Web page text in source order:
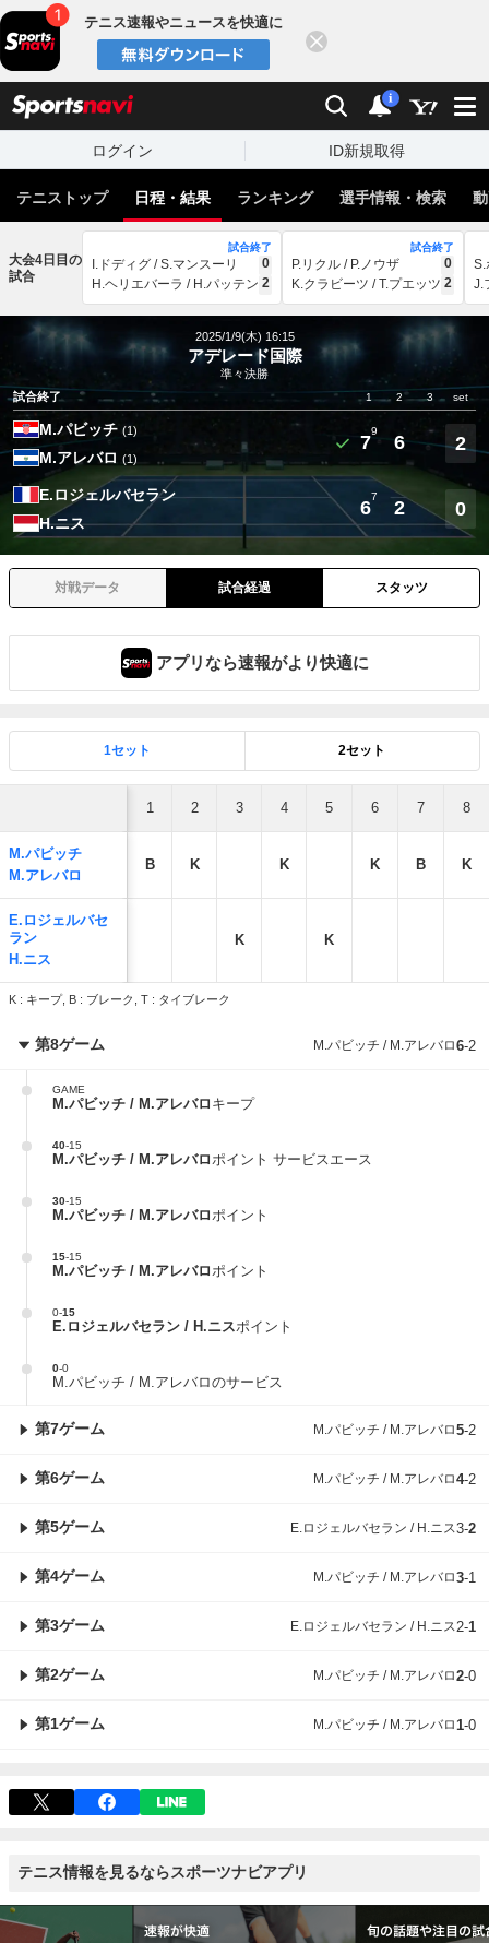
テニス速報やニュースを快適に
検索 通知
i
ログイン ID新規取得
テニストップ 日程・結果 ランキング 選手情報・検索
大会4日目の
試合
試合終了
I.ドディグ / S.マンスーリ
0
H.ヘリエバーラ / H.パッテン 2
試合終了
P.リクル / P.ノウザ
0
K.クラビーツ / T.プエッツ 2
S.
J.
2025/1/9(木) 16:15
アデレード国際
準々決勝
試合終了
1 2 3 set
M.パビッチ (1)
M.アレバロ (1)
7
9
6 2
E.ロジェルバセラン
H.ニス
6
7
2 0
対戦データ 試合経過 スタッツ
アプリなら速報がより快適に
1セット 2セット
1 2 3 4 5 6 7 8
M.パビッチ
M.アレバロ
B K K K B K
E.ロジェルバセ
ラン
H.ニス
K K
K : キープ, B : ブレーク, T : タイブレーク
第8ゲーム M.パビッチ / M.アレバロ6-2
GAME
M.パビッチ / M.アレバロ キープ
40-15
M.パビッチ / M.アレバロポイント サービスエース
30-15
M.パビッチ / M.アレバロポイント
15-15
M.パビッチ / M.アレバロポイント
0-15
E.ロジェルバセラン / H.ニスポイント
0-0
M.パビッチ / M.アレバロのサービス
第7ゲーム M.パビッチ / M.アレバロ5-2
第6ゲーム M.パビッチ / M.アレバロ4-2
第5ゲーム E.ロジェルバセラン / H.ニス3-2
第4ゲーム M.パビッチ / M.アレバロ3-1
第3ゲーム E.ロジェルバセラン / H.ニス 2-1
第2ゲーム M.パビッチ / M.アレバロ2-0
第1ゲーム M.パビッチ / M.アレバロ 1-0
テニス情報を見るならスポーツナビアプリ